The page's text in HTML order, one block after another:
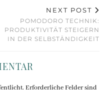
NEXT POST
POMODORO TECHNIK:
PRODUKTIVITÄT STEIGERN
IN DER SELBSTÄNDIGKEIT
Erforderliche Felder sind